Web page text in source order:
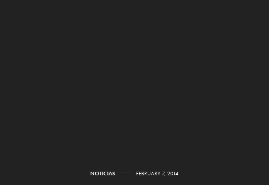
NOTICIAS FEBRUARY 7, 2014